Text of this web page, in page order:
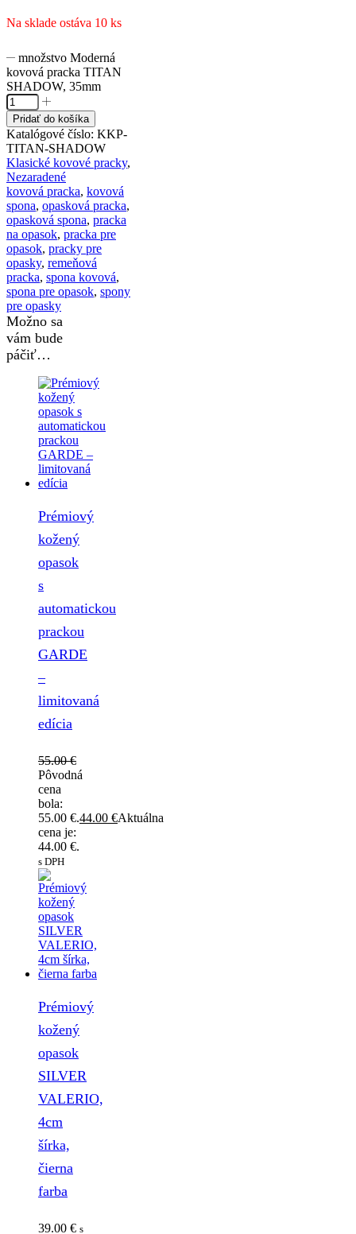
Na sklade ostáva 10 ks
množstvo Moderná
kovová pracka TITAN
SHADOW, 35mm
Pridať do košíka
Katalógové číslo: KKP-
TITAN-SHADOW
Klasické kovové pracky,
Nezaradené
kovová pracka, kovová
spona, opasková pracka,
opasková spona, pracka
na opasok, pracka pre
opasok, pracky pre
opasky, remeňová
pracka, spona kovová,
spona pre opasok, spony
pre opasky
Možno sa
vám bude
páčiť…
Prémiový
kožený
opasok
s
automatickou
prackou
GARDE
–
limitovaná
edícia
55.00€
Pôvodná
cena
bola:
55.00 €.44.00 €Aktuálna
cena je:
44.00 €.
s DPH
Prémiový
kožený
opasok
SILVER
VALERIO,
4cm
šírka,
čierna
farba
39.00 € s